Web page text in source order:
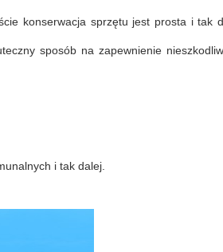
konserwacja sprzętu jest prosta i tak
sposób na zapewnienie
i tak dalej.